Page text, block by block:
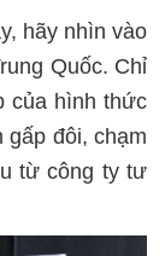
hãy nhìn vào
Quốc. Chỉ
của hình thức
gấp đôi, chạm
từ công ty tư